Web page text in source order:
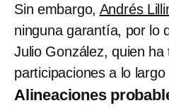
Sin embargo, Andrés
ninguna garantía, por lo
Julio González, quien ha
participaciones a lo largo
Alineaciones